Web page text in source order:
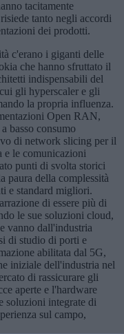
tacitamente
tanto negli accordi
dei prodotti.
c'erano i giganti delle
che hanno sfruttato il
indispensabili del
gli hyperscaler e gli
la propria influenza.
Open RAN,
basso consumo
di network slicing per il
e le comunicazioni
punti di svolta storici
paura della complessità
e standard migliori.
di essere più di
le sue soluzioni cloud,
vanno dall'industria
di studio di porti e
abilitata dal 5G,
iniziale dell'industria nel
di rassicurare gli
aperte e l'hardware
soluzioni integrate di
sul campo,